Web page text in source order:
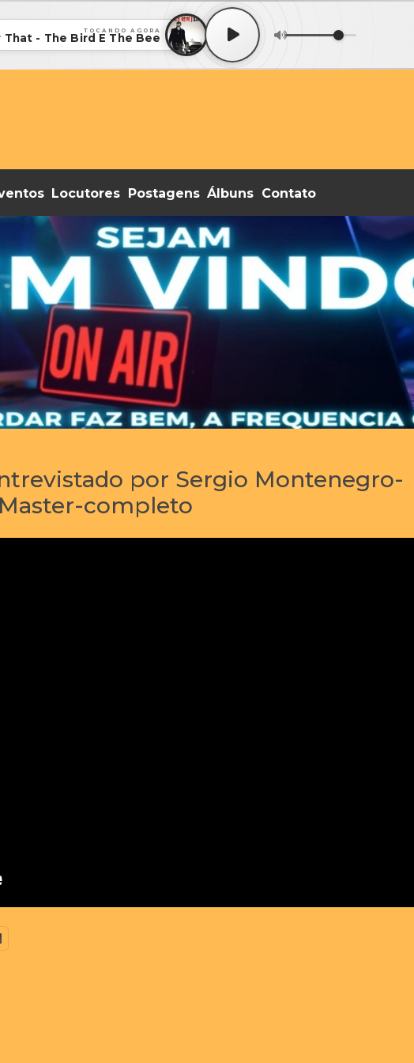
TOCANDO AGORA
That - The Bird E The Bee
Locutores Postagens Álbuns Contato
por Sergio Montenegro-
completo